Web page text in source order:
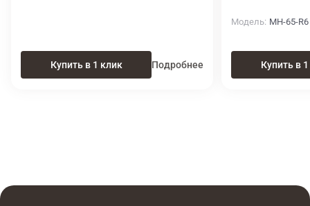
Купить в 1 клик Подробнее
Модель MH-65-R6
Купить в